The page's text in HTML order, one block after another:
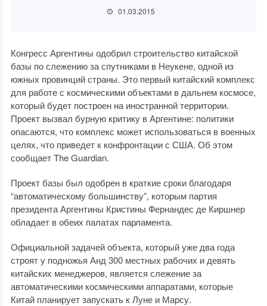
01.03.2015
Конгресс Аргентины одобрил строительство китайской
базы по слежению за спутниками в Неукене, одной из
южных провинций страны. Это первый китайский комплекс
для работе с космическими объектами в дальнем космосе,
который будет построен на иностранной территории.
Проект вызвал бурную критику в Аргентине: политики
опасаются, что комплекс может использоваться в военных
целях, что приведет к конфронтации с США. Об этом
сообщает The Guardian.
Проект базы был одобрен в краткие сроки благодаря
“автоматическому большинству”, которым партия
президента Аргентины Кристины Фернандес де Киршнер
обладает в обеих палатах парламента.
Официальной задачей объекта, который уже два года
строят у подножья Анд 300 местных рабочих и девять
китайских менеджеров, является слежение за
автоматическими космическими аппаратами, которые
Китай планирует запускать к Луне и Марсу.